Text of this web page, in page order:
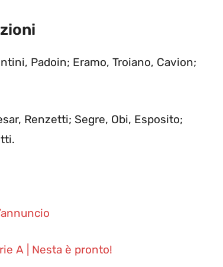
Padoin; Eramo, Troiano, Cavion;
Renzetti; Segre, Obi, Esposito;
A | Nesta è pronto!